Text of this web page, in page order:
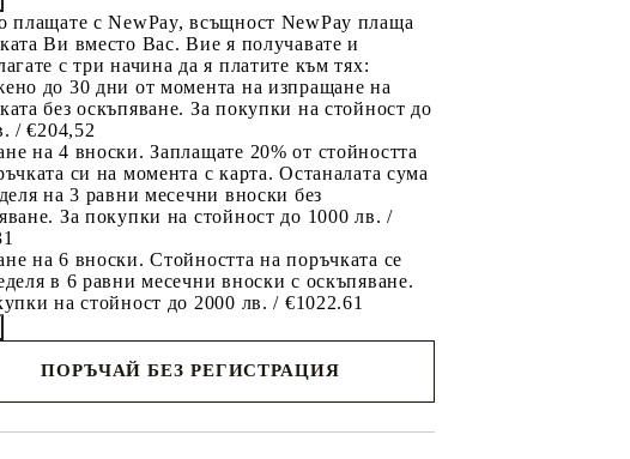
плащате с NewPay, всъщност NewPay плаща
Ви вместо Вас. Вие я получавате и
с три начина да я платите към тях:
до 30 дни от момента на изпращане на
без оскъпяване. За покупки на стойност до
/ €204,52
на 4 вноски. Заплащате 20% от стойността
си на момента с карта. Останалата сума
на 3 равни месечни вноски без
За покупки на стойност до 1000 лв. /
на 6 вноски. Стойността на поръчката се
в 6 равни месечни вноски с оскъпяване.
на стойност до 2000 лв. / €1022.61
ПОРЪЧАЙ БЕЗ РЕГИСТРАЦИЯ